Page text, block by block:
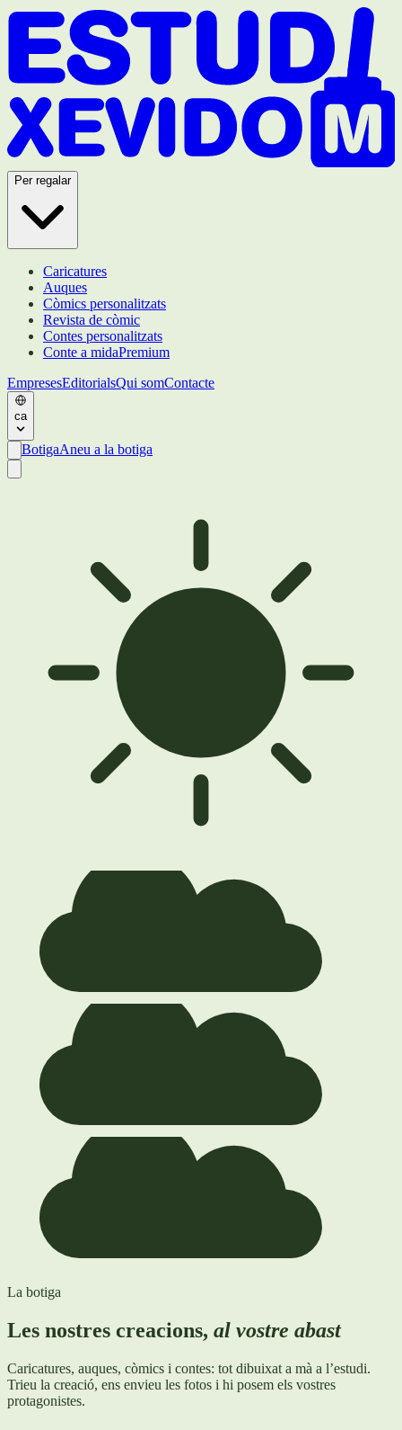
Per regalar
Caricatures
Auques
Còmics personalitzats
Revista de còmic
Contes personalitzats
Conte a midaPremium
EmpresesEditorialsQui somContacte
ca
BotigaAneu a la botiga
La botiga
Les nostres creacions, al vostre abast
Caricatures, auques, còmics i contes: tot dibuixat a mà a l’estudi.
Trieu la creació, ens envieu les fotos i hi posem els vostres
protagonistes.